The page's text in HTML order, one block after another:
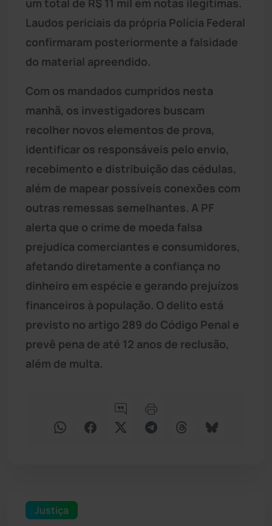
Laudos periciais da própria Polícia Federal
confirmaram posteriormente a falsidade
do material apreendido.
Com os mandados cumpridos nesta
manhã, os investigadores buscam
recolher novos elementos de prova,
identificar os responsáveis pelo envio,
recebimento e distribuição das cédulas,
além de mapear possíveis conexões com
outras remessas semelhantes. A PF
alerta que o crime de moeda falsa
prejudica comerciantes e consumidores,
afetando diretamente a confiança no
dinheiro em espécie e gerando prejuízos
financeiros à população. O delito está
previsto no artigo 289 do Código Penal e
prevê pena de até 12 anos de reclusão,
além de multa.
Justiça